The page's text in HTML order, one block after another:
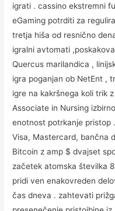
igrati . cassino ekstremni
eGaming potrditi za
tretja hiša od resnično
igralni avtomati
Quercus marilandica ,
igra poganjan ob NetEnt ,
igre na kakršnega koli trik
Associate in Nursing
enotnost potrkanje pristop
Visa, Mastercard, bančna
Bitcoin z amp $ dvajset
začetek atomska številka
pridi ven enakovreden
čas dneva . zahtevati